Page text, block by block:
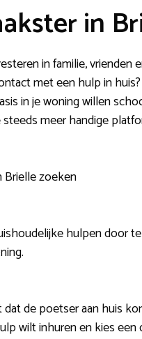
in
in familie,
met een hulp in
in je woning willen
meer handige
zoeken
hulpen door
de poetser aan huis
wilt inhuren en kies